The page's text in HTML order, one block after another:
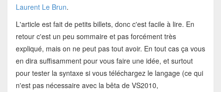
Laurent Le Brun.
L'article est fait de petits billets, donc c'est facile à lire. En
retour c'est un peu sommaire et pas forcément très
expliqué, mais on ne peut pas tout avoir. En tout cas ça vous
en dira suffisamment pour vous faire une idée, et surtout
pour tester la syntaxe si vous téléchargez le langage (ce qui
n'est pas nécessaire avec la bêta de VS2010,